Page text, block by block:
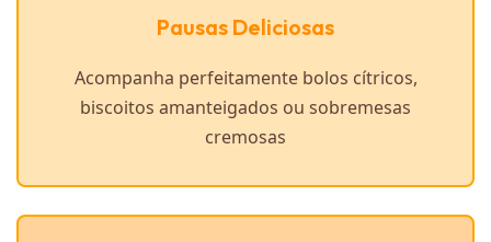
Pausas Deliciosas
Acompanha perfeitamente bolos cítricos,
biscoitos amanteigados ou sobremesas
cremosas